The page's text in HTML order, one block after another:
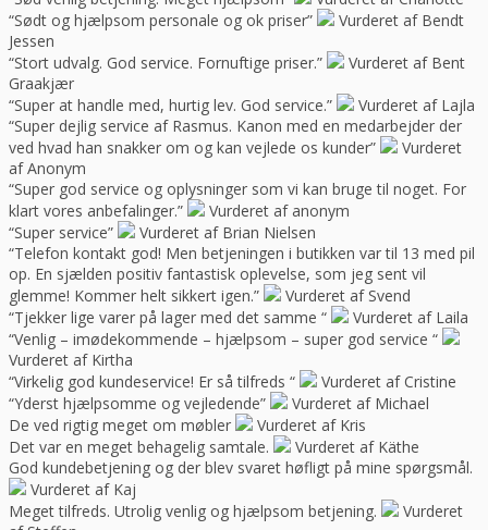
“Sødt og hjælpsom personale og ok priser”
Vurderet af Bendt
Jessen
“Stort udvalg. God service. Fornuftige priser.”
Vurderet af Bent
Graakjær
“Super at handle med, hurtig lev. God service.”
Vurderet af Lajla
“Super dejlig service af Rasmus. Kanon med en medarbejder der
ved hvad han snakker om og kan vejlede os kunder”
Vurderet
af Anonym
“Super god service og oplysninger som vi kan bruge til noget. For
klart vores anbefalinger.”
Vurderet af anonym
“Super service”
Vurderet af Brian Nielsen
“Telefon kontakt god! Men betjeningen i butikken var til 13 med pil
op. En sjælden positiv fantastisk oplevelse, som jeg sent vil
glemme! Kommer helt sikkert igen.”
Vurderet af Svend
“Tjekker lige varer på lager med det samme “
Vurderet af Laila
“Venlig – imødekommende – hjælpsom – super god service “
Vurderet af Kirtha
“Virkelig god kundeservice! Er så tilfreds “
Vurderet af Cristine
“Yderst hjælpsomme og vejledende”
Vurderet af Michael
De ved rigtig meget om møbler
Vurderet af Kris
Det var en meget behagelig samtale.
Vurderet af Käthe
God kundebetjening og der blev svaret høfligt på mine spørgsmål.
Vurderet af Kaj
Meget tilfreds. Utrolig venlig og hjælpsom betjening.
Vurderet